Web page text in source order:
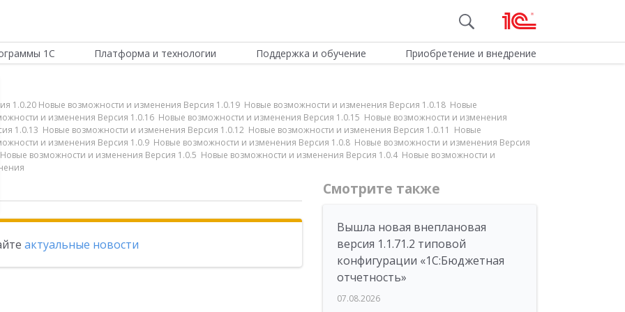
1С Платформа и технологии Поддержка и обучение Приобретение и внедрение
1.0.20 Новые возможности и изменения Версия 1.0.19 Новые возможности и изменения Версия 1.0.18 Новые
и изменения Версия 1.0.16 Новые возможности и изменения Версия 1.0.15 Новые возможности и изменения
1.0.13 Новые возможности и изменения Версия 1.0.12 Новые возможности и изменения Версия 1.0.11 Новые
и изменения Версия 1.0.9 Новые возможности и изменения Версия 1.0.8 Новые возможности и изменения Версия
возможности и изменения Версия 1.0.5 Новые возможности и изменения Версия 1.0.4 Новые возможности и
актуальные новости
Смотрите также
Вышла новая внеплановая
версия 1.1.71.2 типовой
конфигурации «1C:Бюджетная
отчетность»
07.08.2026